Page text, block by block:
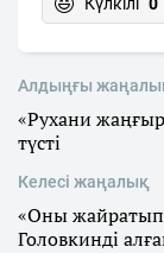
Алдыңғы
«Рухани
түсті
Келесі жаңалық
«Оны
Головкинді